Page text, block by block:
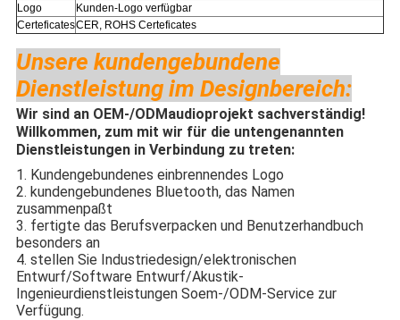
Logo
Kunden-Logo verfügbar
CerteficatesCER, ROHS Certeficates
Unsere kundengebundene
Dienstleistung im Designbereich:
Wir sind an OEM-/ODMaudioprojekt sachverständig!
Willkommen, zum mit wir für die untengenannten
Dienstleistungen in Verbindung zu treten:
1. Kundengebundenes einbrennendes Logo
2. kundengebundenes Bluetooth, das Namen
zusammenpaßt
3. fertigte das Berufsverpacken und Benutzerhandbuch
besonders an
4. stellen Sie Industriedesign/elektronischen
Entwurf/Software Entwurf/Akustik-
Ingenieurdienstleistungen Soem-/ODM-Service zur
Verfügung.